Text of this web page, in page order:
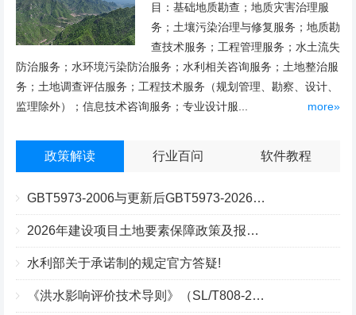
目：基础地质勘查；地质灾害治理服
务；土壤污染治理与修复服务；地质勘
查技术服务；工程管理服务；水土流失
防治服务；水环境污染防治服务；水利相关咨询服务；土地整治服
务；土地调查评估服务；工程技术服务（规划管理、勘察、设计、
监理除外）；信息技术咨询服务；专业设计服...
more»
政策解读 行业百问 软件教程
GBT5973-2006与更新后GBT5973-2026区别你知道几点？
2026年建设项目土地要素保障政策及报批流程
水利部关于承诺制的规定官方答疑!
《洪水影响评价技术导则》（SL/T808-2025）核心解读